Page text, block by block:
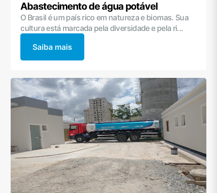
Abastecimento de água potável
O Brasil é um país rico em natureza e biomas. Sua
cultura está marcada pela diversidade e pela ri...
Saiba mais